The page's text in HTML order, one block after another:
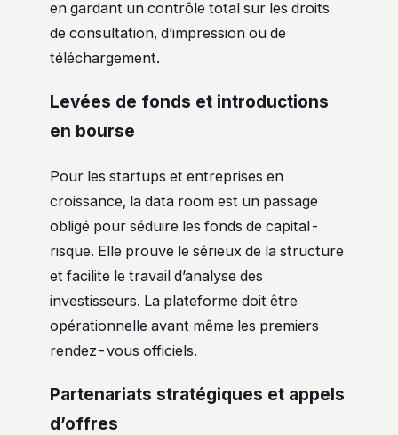
en gardant un contrôle total sur les droits
de consultation, d’impression ou de
téléchargement.
Levées de fonds et introductions
en bourse
Pour les startups et entreprises en
croissance, la data room est un passage
obligé pour séduire les fonds de capital-
risque. Elle prouve le sérieux de la structure
et facilite le travail d’analyse des
investisseurs. La plateforme doit être
opérationnelle avant même les premiers
rendez-vous officiels.
Partenariats stratégiques et appels
d’offres